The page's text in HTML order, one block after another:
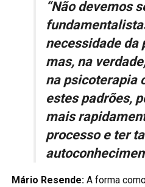
“Não devemos
necessidade da
mas, na
na psicoterapia
estes padrões,
mais
processo e ter
Mário Resende: A forma